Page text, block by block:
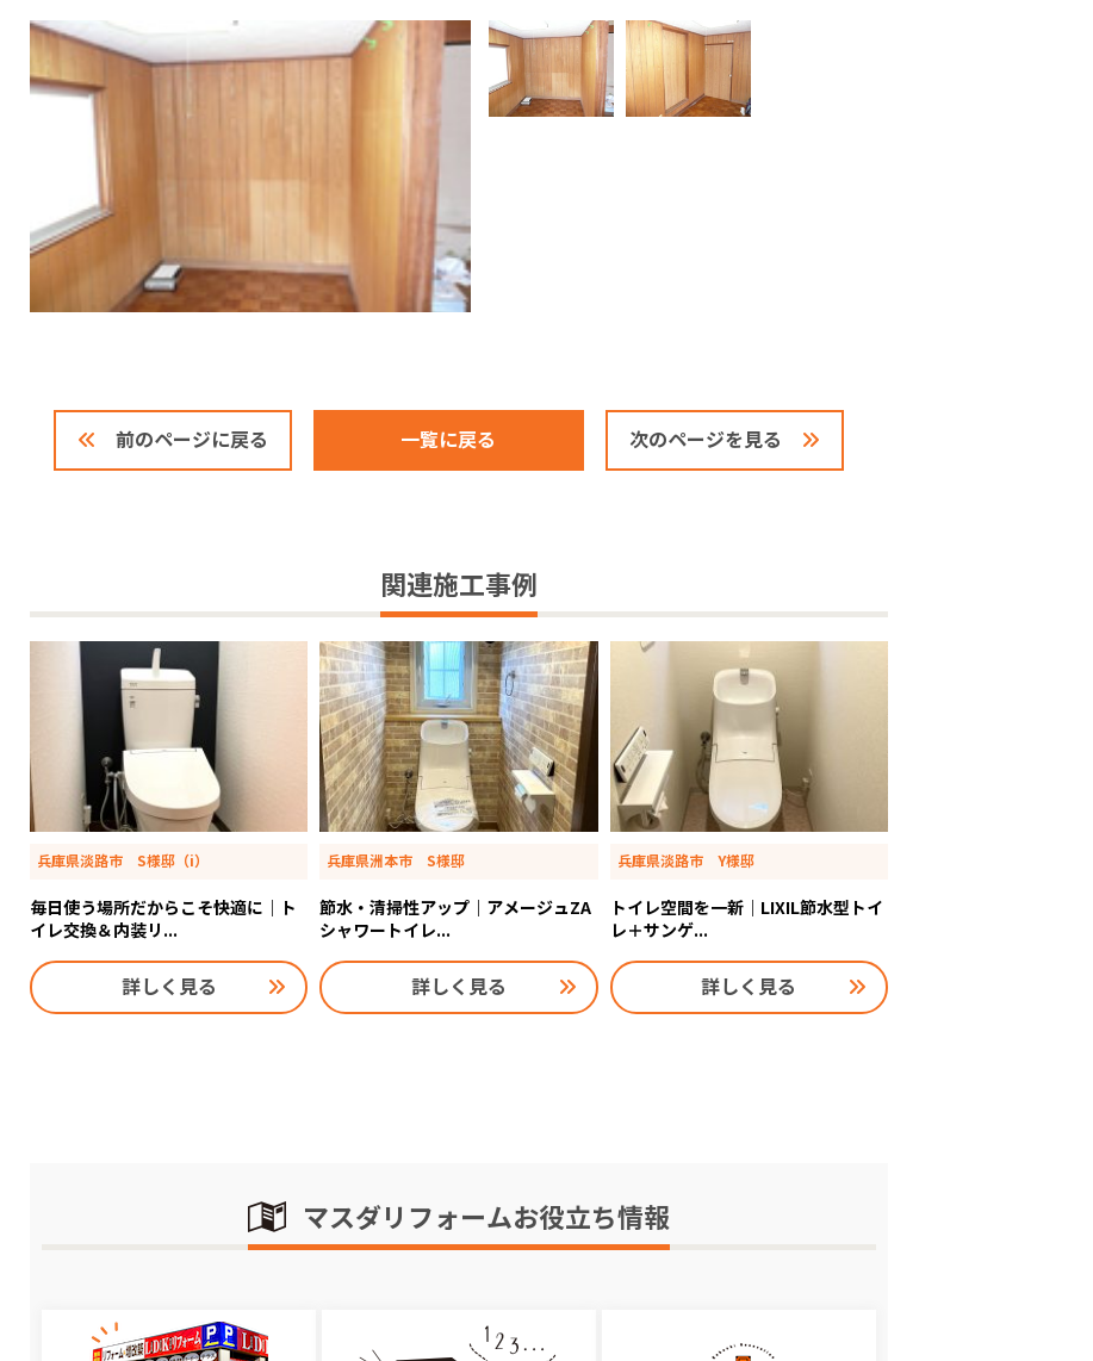
前のページに戻る 一覧に戻る 次のページを見る
関連施工事例
兵庫県淡路市 S様邸（i）
毎日使う場所だからこそ快適に｜ト
イレ交換＆内装リ...
詳しく見る
兵庫県洲本市 S様邸
節水・清掃性アップ｜アメージュZA
シャワートイレ...
詳しく見る
兵庫県淡路市 Y様邸
トイレ空間を一新｜LIXIL節水型トイ
レ＋サンゲ...
詳しく見る
マスダリフォームお役立ち情報